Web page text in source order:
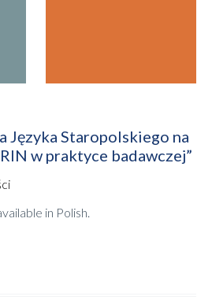
Języka Staropolskiego na
w praktyce badawczej”
in Polish.